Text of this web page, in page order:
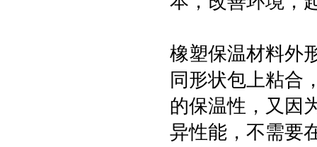
橡塑保温材料外
同形状包上粘合
的保温性，又因
异性能，不需要